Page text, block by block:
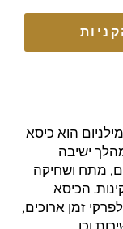
הוא כיסא
ישיבה
מתח ושחיקה
הכיסא
זמן ארוכים,
וכו.